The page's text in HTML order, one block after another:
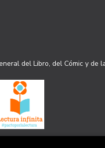
del Libro, del Cómic y de